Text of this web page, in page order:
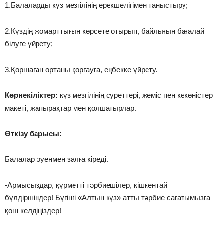
1.Балаларды күз мезгілінің ерекшелігімен таныстыру;
2.Күздің жомарттығын көрсете отырып, байлығын бағалай
білуге үйрету;
3.Қоршаған ортаны қорғауға, еңбекке үйрету.
Көрнекіліктер: күз мезгілінің суреттері, жеміс пен көкөністер
макеті, жапырақтар мен қолшатырлар.
Өткізу барысы:
Балалар әуенмен залға кіреді.
-Армысыздар, құрметті тәрбиешілер, кішкентай
бүлдіршіндер! Бүгінгі «Алтын күз» атты тәрбие сағатымызға
қош келдіңіздер!